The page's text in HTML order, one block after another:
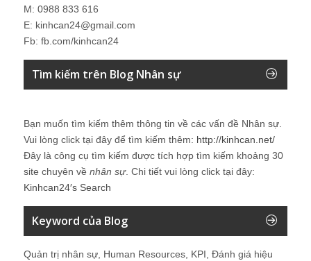
M: 0988 833 616
E: kinhcan24@gmail.com
Fb: fb.com/kinhcan24
Tìm kiếm trên Blog Nhân sự
Bạn muốn tìm kiếm thêm thông tin về các vấn đề Nhân sự
Vui lòng click tại đây để tìm kiếm thêm: http://kinhcan.net/
Đây là công cụ tìm kiếm được tích hợp tìm kiếm khoảng 30
site chuyên về nhân sự. Chi tiết vui lòng click tại đây:
Kinhcan24′s Search
Keyword của Blog
Quản trị nhân sự, Human Resources, KPI, Đánh giá hiệu